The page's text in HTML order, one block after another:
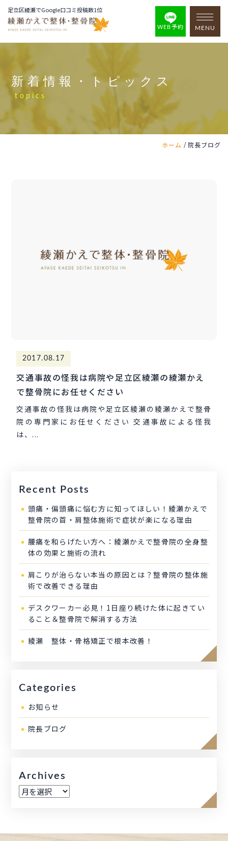
足立区綾瀬でGoogle口コミ投稿数1位
WEB予約 MENU
新着情報・トピックス
topics
ホーム / 院長ブログ
2017.08.17
交通事故の怪我は病院や足立区綾瀬の綾瀬かえ
で整骨院にお任せください
交通事故の怪我は病院や足立区綾瀬の綾瀬かえで整骨
院の専門家にお任せください 交通事故による怪我
は、...
Recent Posts
頭痛・偏頭痛に悩む方に知ってほしい！綾瀬かえで
整骨院の首・肩整体施術で症状が楽になる理由
腰痛を和らげたい方へ：綾瀬かえで整骨院の全身整
体の効果と施術の流れ
肩こりが治らない本当の原因とは？整骨院の整体施
術で改善できる理由
デスクワーカー必見！1日座り続けた体に起きてい
ること＆整骨院で解消する方法
綾瀬 整体・骨格矯正で根本改善！
Categories
お知らせ
院長ブログ
Archives
ア